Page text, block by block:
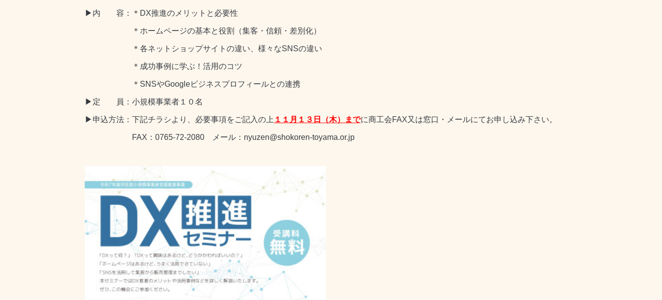
▶内 容：＊DX推進のメリットと必要性
＊ホームページの基本と役割（集客・信頼・差別化）
＊各ネットショップサイトの違い、様々なSNSの違い
＊成功事例に学ぶ！活用のコツ
＊SNSやGoogleビジネスプロフィールとの連携
▶定 員：小規模事業者１０名
▶申込方法：下記チラシより、必要事項をご記入の上 １１月１３日（木）までに商工会FAX又は窓口・メールにてお申し込み下さい。
FAX：0765-72-2080 メール：nyuzen@shokoren-toyama.or.jp